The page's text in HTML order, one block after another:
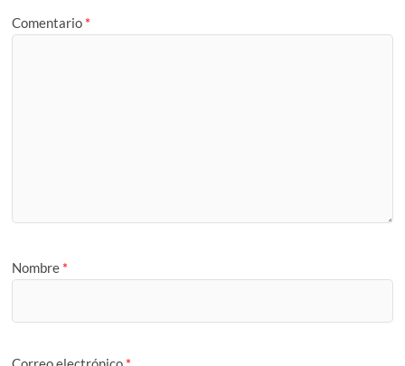
Comentario *
Nombre *